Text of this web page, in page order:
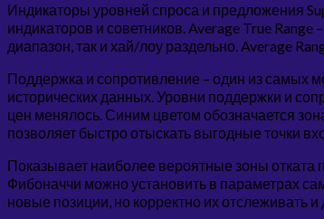
Индикаторы уровней спроса и предложения
индикаторов и советников. Average True
диапазон, так и хай/лоу раздельно. Average
Поддержка и сопротивление – один из самых
исторических данных. Уровни поддержки и
цен менялось. Синим цветом обозначается
позволяет быстро отыскать выгодные точки
Показывает наиболее вероятные зоны отката
Фибоначчи можно установить в параметрах
новые позиции, но корректно их отслеживать